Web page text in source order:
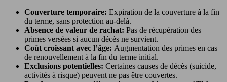
Couverture temporaire: Expiration de la couverture à la fin
du terme, sans protection au-delà.
Absence de valeur de rachat: Pas de récupération des
primes versées si aucun décès ne survient.
Coût croissant avec l’âge: Augmentation des primes en cas
de renouvellement à la fin du terme initial.
Exclusions potentielles: Certaines causes de décès (suicide,
activités à risque) peuvent ne pas être couvertes.